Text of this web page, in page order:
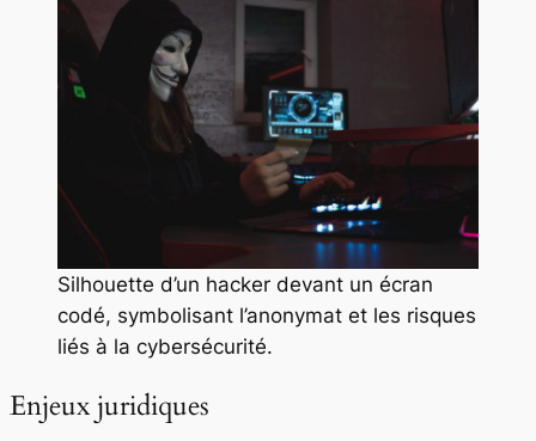
Silhouette d’un hacker devant un écran
codé, symbolisant l’anonymat et les risques
liés à la cybersécurité.
Enjeux juridiques